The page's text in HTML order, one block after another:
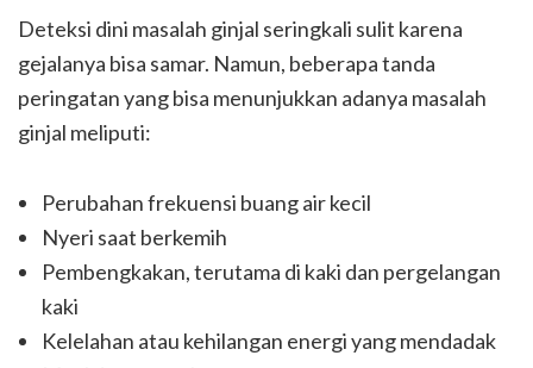
Deteksi dini masalah ginjal seringkali sulit karena
gejalanya bisa samar. Namun, beberapa tanda
peringatan yang bisa menunjukkan adanya masalah
ginjal meliputi:
Perubahan frekuensi buang air kecil
Nyeri saat berkemih
Pembengkakan, terutama di kaki dan pergelangan
kaki
Kelelahan atau kehilangan energi yang mendadak